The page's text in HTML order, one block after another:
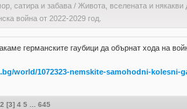
сатира и забава / Живота, вселената и някакви
война от 2022-2029 год.
германските гаубици да обърнат хода на
world/1072323-nemskite-samohodni-kolesni-
2 [3] 4 5 645